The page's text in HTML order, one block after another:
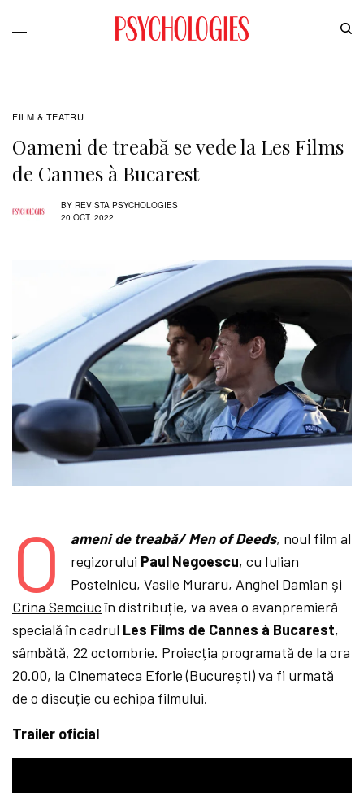
FILM & TEATRU
Oameni de treabă se vede la Les Films
de Cannes à Bucarest
BY REVISTA PSYCHOLOGIES
20 OCT. 2022
O ameni de treabă/ Men of Deeds, noul film al
regizorului Paul Negoescu, cu Iulian
Postelnicu, Vasile Muraru, Anghel Damian și
Crina Semciucîn distribuție,va avea o avanpremieră
specială în cadrul Les Films de Cannes à Bucarest,
sâmbătă, 22 octombrie. Proiecția programată de la ora
20.00, la Cinemateca Eforie (București) va fi urmată
de o discuție cu echipa filmului.
Trailer oficial